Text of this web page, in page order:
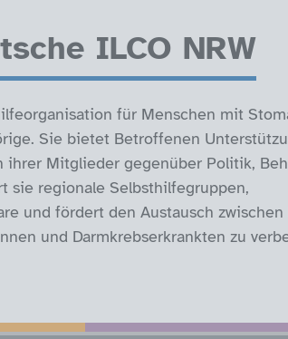
ILCO NRW
für Menschen mit
Sie bietet Betroffenen
Mitglieder gegenüber Politik,
sie regionale Selbsthilfegruppen,
und fördert den Austausch
und Darmkrebserkrankten zu